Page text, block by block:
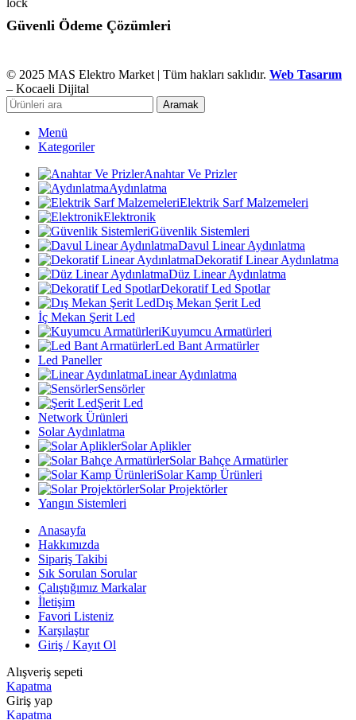
Güvenli Ödeme Çözümleri
© 2025 MAS Elektro Market | Tüm hakları saklıdır. Web Tasarım
– Kocaeli Dijital
Aramak
Menü
Kategoriler
Anahtar Ve Prizler
Aydınlatma
Elektrik Sarf Malzemeleri
Elektronik
Güvenlik Sistemleri
Davul Linear Aydınlatma
Dekoratif Linear Aydınlatma
Düz Linear Aydınlatma
Dekoratif Led Spotlar
Dış Mekan Şerit Led
İç Mekan Şerit Led
Kuyumcu Armatürleri
Led Bant Armatürler
Led Paneller
Linear Aydınlatma
Sensörler
Şerit Led
Network Ürünleri
Solar Aydınlatma
Solar Aplikler
Solar Bahçe Armatürler
Solar Kamp Ürünleri
Solar Projektörler
Yangın Sistemleri
Anasayfa
Hakkımızda
Sipariş Takibi
Sık Sorulan Sorular
Çalıştığımız Markalar
İletişim
Favori Listeniz
Karşılaştır
Giriş / Kayıt Ol
Alışveriş sepeti
Kapatma
Giriş yap
Kapatma